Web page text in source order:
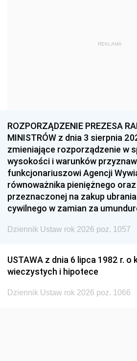
1957 1956
1954 1953
1951 1950
1948 1947
1945 1944
1938 1937
1935 1934
1929 1928
REKLAMA
ROZPORZĄDZENIE PREZESA
MINISTRÓW z dnia 3 sierpnia
zmieniające rozporządzenie w
wysokości i warunków
funkcjonariuszowi Agencji
równoważnika pieniężnego
przeznaczonej na zakup
cywilnego w zamian za
Dziennik Ustaw rok 2026 poz. 1057
USTAWA z dnia 6 lipca 1982 r. o
wieczystych i hipotece
Dziennik Ustaw rok 2026 poz. 1066